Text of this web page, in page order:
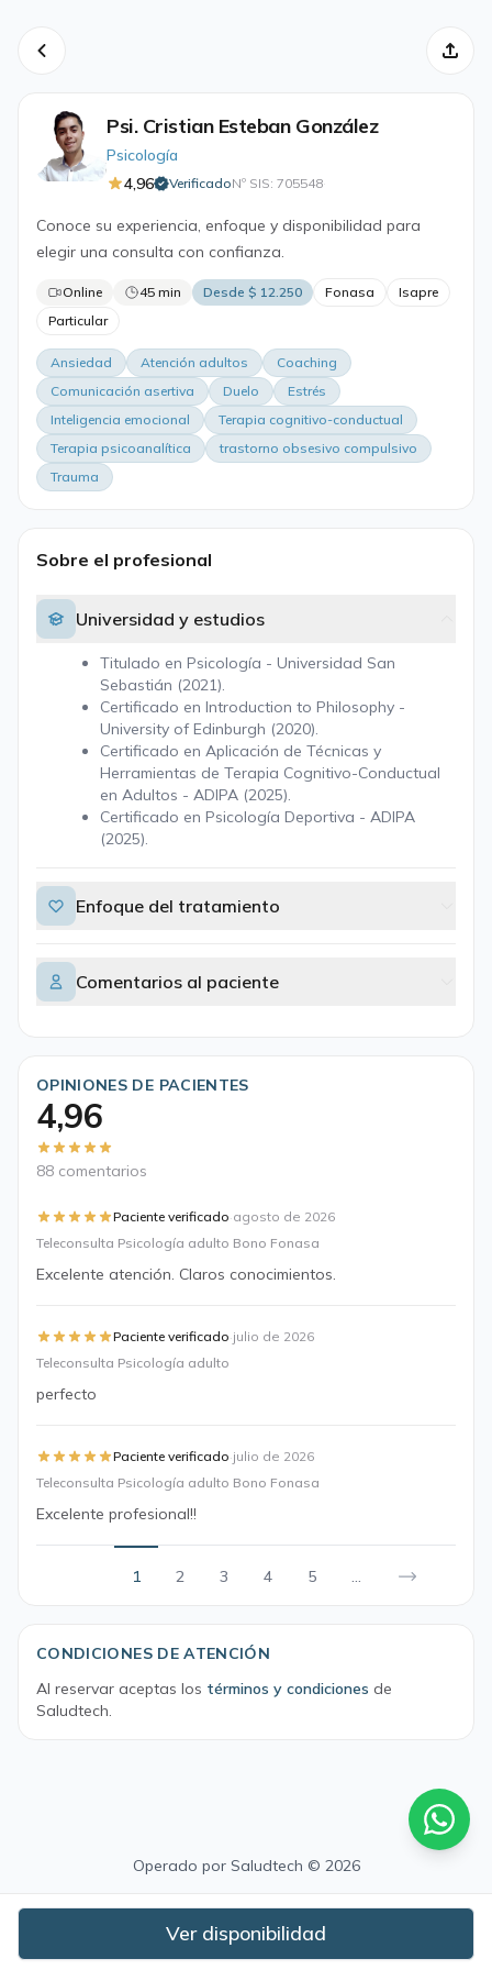
Psi. Cristian Esteban González
Psicología
4,96
VerificadoNº SIS: 705548·
Conoce su experiencia, enfoque y disponibilidad para
elegir una consulta con confianza.
Online 45 min Desde $ 12.250 Fonasa
Isapre
Particular
Ansiedad Atención adultos
Coaching
Comunicación asertiva
Duelo
Estrés
Inteligencia emocional
Terapia cognitivo-conductual
Terapia psicoanalítica
trastorno obsesivo compulsivo
Trauma
Sobre el profesional
Universidad y estudios
Titulado en Psicología - Universidad San
Sebastián (2021).
Certificado en Introduction to Philosophy -
University of Edinburgh (2020).
Certificado en Aplicación de Técnicas y
Herramientas de Terapia Cognitivo-Conductual
en Adultos - ADIPA (2025).
Certificado en Psicología Deportiva - ADIPA
(2025).
Enfoque del tratamiento
Comentarios al paciente
OPINIONES DE PACIENTES
4,96
88 comentarios
Paciente verificado·agosto de 2026
Teleconsulta Psicología adulto Bono Fonasa
Excelente atención. Claros conocimientos.
Paciente verificado·julio de 2026
Teleconsulta Psicología adulto
perfecto
Paciente verificado·julio de 2026
Teleconsulta Psicología adulto Bono Fonasa
Excelente profesional!!
1 2 3 4 5 ...
CONDICIONES DE ATENCIÓN
Al reservar aceptas los términos y condiciones de
Saludtech.
Ver disponibilidad
Operado por Saludtech © 2026